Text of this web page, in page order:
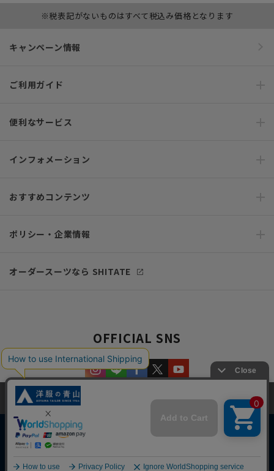
※税表記がないものはすべて税込み価格となります
キャンペーン情報
ご利用ガイド
便利なサービス
インフォメーション
おすすめコンテンツ
ポリシー・企業情報
オーダースーツなら SHITATE
OFFICIAL SNS
Copyright © AOYAMA TRADING Co.,Ltd. All Rights Reserved
当サイトでは、快適な閲覧体験とコンテンツ改善のためにCookieを使用
しています。閲覧を続けることで、Cookieの使用に同意したものとみな
します。詳細については
同意して閉じる